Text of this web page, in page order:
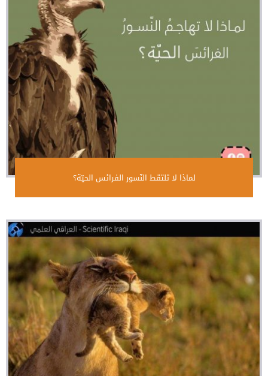
لماذا لا تلتقط النّسور الفرائس الحيّة؟